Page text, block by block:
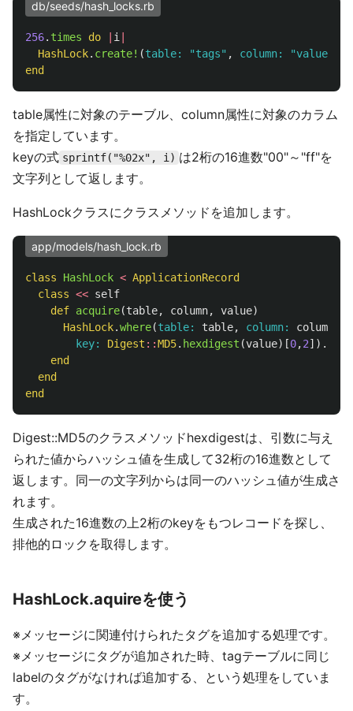
db/seeds/hash_locks.rb
256. times do i
HashLock. create! (table: "tags" , column: "value"
end
table属性に対象のテーブル、column属性に対象のカラム
を指定しています。
keyの式 sprintf("%02x", i) は2桁の16進数"00"～"ff"を
文字列として返します。
HashLockクラスにクラスメソッドを追加します。
app/models/hash_lock.rb
class HashLock < ApplicationRecord
class << self
def acquire(table, column, value)
HashLock.where(table: table, column: column
key: Digest ::MD5. hexdigest (value)[0,2]).
end
end
end
Digest::MD5のクラスメソッドhexdigestは、引数に与え
られた値からハッシュ値を生成して32桁の16進数として
返します。同一の文字列からは同一のハッシュ値が生成さ
れます。
生成された16進数の上2桁のkeyをもつレコードを探し、
排他的ロックを取得します。
HashLock.aquireを使う
※メッセージに関連付けられたタグを追加する処理です。
※メッセージにタグが追加された時、tagテーブルに同じ
labelのタグがなければ追加する、という処理をしていま
す。